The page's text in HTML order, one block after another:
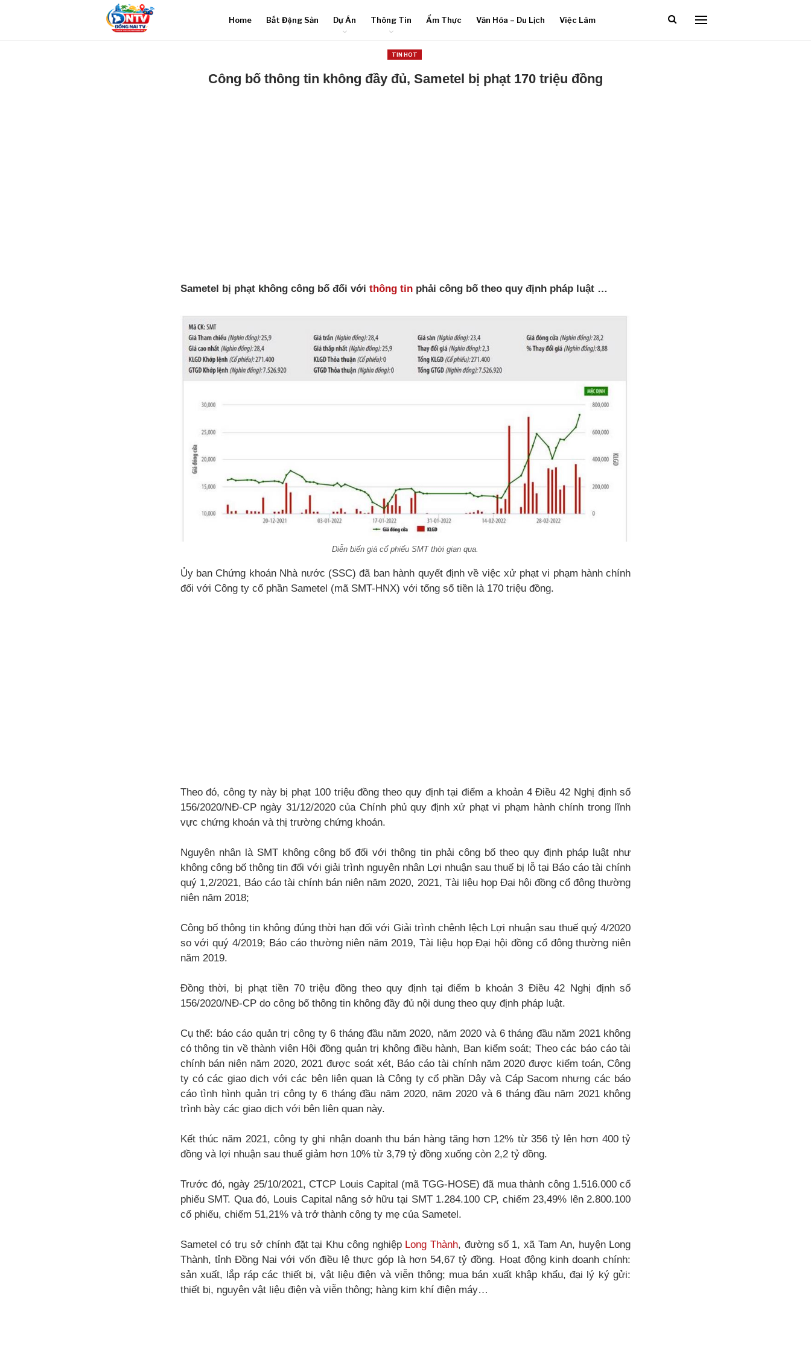
Home Bất Động Sản Dự Án Thông Tin Ẩm Thực Văn Hóa – Du Lịch Việc Làm
TIN HOT
Công bố thông tin không đầy đủ, Sametel bị phạt 170 triệu đồng
Sametel bị phạt không công bố đối với thông tinphải công bố theo quy định pháp luật …
Diễn biến giá cổ phiếu SMT thời gian qua.
Ủy ban Chứng khoán Nhà nước (SSC) đã ban hành quyết định về việc xử phạt vi phạm hành chính
đối với Công ty cổ phần Sametel (mã SMT-HNX) với tổng số tiền là 170 triệu đồng.
Theo đó, công ty này bị phạt 100 triệu đồng theo quy định tại điểm a khoản 4 Điều 42 Nghị định số
156/2020/NĐ-CP ngày 31/12/2020 của Chính phủ quy định xử phạt vi phạm hành chính trong lĩnh
vực chứng khoán và thị trường chứng khoán.
Nguyên nhân là SMT không công bố đối với thông tin phải công bố theo quy định pháp luật như
không công bố thông tin đối với giải trình nguyên nhân Lợi nhuận sau thuế bị lỗ tại Báo cáo tài chính
quý 1,2/2021, Báo cáo tài chính bán niên năm 2020, 2021, Tài liệu họp Đại hội đồng cổ đông thường
niên năm 2018;
Công bố thông tin không đúng thời hạn đối với Giải trình chênh lệch Lợi nhuận sau thuế quý 4/2020
so với quý 4/2019; Báo cáo thường niên năm 2019, Tài liệu họp Đại hội đồng cổ đông thường niên
năm 2019.
Đồng thời, bị phạt tiền 70 triệu đồng theo quy định tại điểm b khoản 3 Điều 42 Nghị định số
156/2020/NĐ-CP do công bố thông tin không đầy đủ nội dung theo quy định pháp luật.
Cụ thể: báo cáo quản trị công ty 6 tháng đầu năm 2020, năm 2020 và 6 tháng đầu năm 2021 không
có thông tin về thành viên Hội đồng quản trị không điều hành, Ban kiểm soát; Theo các báo cáo tài
chính bán niên năm 2020, 2021 được soát xét, Báo cáo tài chính năm 2020 được kiểm toán, Công
ty có các giao dịch với các bên liên quan là Công ty cổ phần Dây và Cáp Sacom nhưng các báo
cáo tình hình quản trị công ty 6 tháng đầu năm 2020, năm 2020 và 6 tháng đầu năm 2021 không
trình bày các giao dịch với bên liên quan này.
Kết thúc năm 2021, công ty ghi nhận doanh thu bán hàng tăng hơn 12% từ 356 tỷ lên hơn 400 tỷ
đồng và lợi nhuận sau thuế giảm hơn 10% từ 3,79 tỷ đồng xuống còn 2,2 tỷ đồng.
Trước đó, ngày 25/10/2021, CTCP Louis Capital (mã TGG-HOSE) đã mua thành công 1.516.000 cổ
phiếu SMT. Qua đó, Louis Capital nâng sở hữu tại SMT 1.284.100 CP, chiếm 23,49% lên 2.800.100
cổ phiếu, chiếm 51,21% và trở thành công ty mẹ của Sametel.
Sametel có trụ sở chính đặt tại Khu công nghiệp Long Thành, đường số 1, xã Tam An, huyện Long
Thành, tỉnh Đồng Nai với vốn điều lệ thực góp là hơn 54,67 tỷ đồng. Hoạt động kinh doanh chính:
sản xuất, lắp ráp các thiết bị, vật liệu điện và viễn thông; mua bán xuất khập khẩu, đại lý ký gửi:
thiết bị, nguyên vật liệu điện và viễn thông; hàng kim khí điện máy…